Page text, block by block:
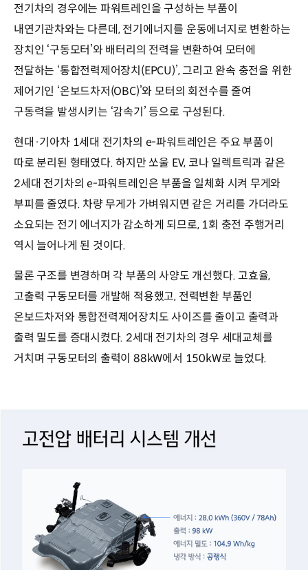
전기차의 경우에는 파워트레인을 구성하는 부품이
내연기관차와는 다른데, 전기에너지를 운동에너지로 변환하는
장치인 ‘구동모터’와 배터리의 전력을 변환하여 모터에
전달하는 ‘통합전력제어장치(EPCU)’, 그리고 완속 충전을 위한
제어기인 ‘온보드차저(OBC)’와 모터의 회전수를 줄여
구동력을 발생시키는 ‘감속기’ 등으로 구성된다.
현대·기아차 1세대 전기차의 e-파워트레인은 주요 부품이
따로 분리된 형태였다. 하지만 쏘울 EV, 코나 일렉트릭과 같은
2세대 전기차의 e-파워트레인은 부품을 일체화 시켜 무게와
부피를 줄였다. 차량 무게가 가벼워지면 같은 거리를 가더라도
소요되는 전기 에너지가 감소하게 되므로, 1회 충전 주행거리
역시 늘어나게 된 것이다.
물론 구조를 변경하며 각 부품의 사양도 개선했다. 고효율,
고출력 구동모터를 개발해 적용했고, 전력변환 부품인
온보드차저와 통합전력제어장치도 사이즈를 줄이고 출력과
출력 밀도를 증대시켰다. 2세대 전기차의 경우 세대교체를
거치며 구동모터의 출력이 88kW에서 150kW로 늘었다.